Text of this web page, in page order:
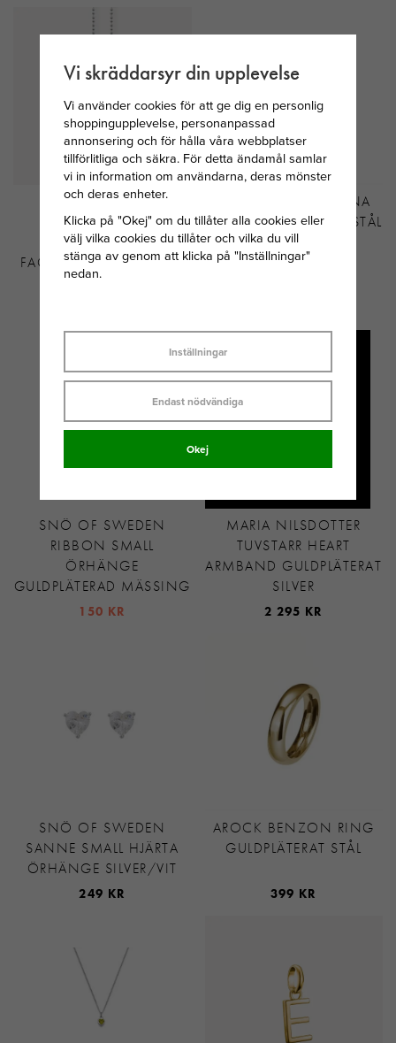
THOMAS SABO
HALSBAND MED
SILVERKULOR
FACETTERADE 40-42-45
CM
ASTRID&AGNES ALINA
RING GULDPLÄTERAT STÅL
SNÖ OF SWEDEN
RIBBON SMALL
ÖRHÄNGE
GULDPLÄTERAD MÄSSING
150 KR
MARIA NILSDOTTER
TUVSTARR HEART
ARMBAND GULDPLÄTERAT
SILVER
2 295 KR
SNÖ OF SWEDEN
SANNE SMALL HJÄRTA
ÖRHÄNGE SILVER/VIT
249 KR
AROCK BENZON RING
GULDPLÄTERAT STÅL
399 KR
Vi skräddarsyr din upplevelse
Vi använder cookies för att ge dig en personlig
shoppingupplevelse, personanpassad
annonsering och för hålla våra webbplatser
tillförlitliga och säkra. För detta ändamål samlar
vi in information om användarna, deras mönster
och deras enheter.
Klicka på "Okej" om du tillåter alla cookies eller
välj vilka cookies du tillåter och vilka du vill
stänga av genom att klicka på "Inställningar"
nedan.
Inställningar
Endast nödvändiga
Okej